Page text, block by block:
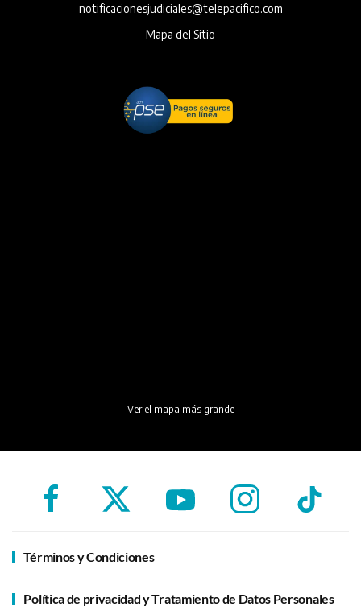
notificacionesjudiciales@telepacifico.com
Mapa del Sitio
Ver el mapa más grande
Términos y Condiciones
Política de privacidad y Tratamiento de Datos Personales